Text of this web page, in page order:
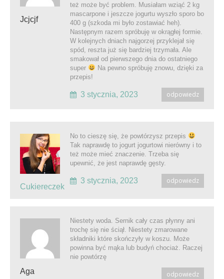
Jcjcjf
też może być problem. Musiałam wziąć 2 kg
mascarpone i jeszcze jogurtu wyszło sporo bo
400 g (szkoda mi było zostawiać heh).
Następnym razem spróbuję w okrągłej formie.
W kolejnych dniach najgorzej przyklejał się
spód, reszta już się bardziej trzymała. Ale
smakował od pierwszego dnia do ostatniego
super
Na pewno spróbuję znowu, dzięki za
przepis!
odpowiedz
3 stycznia, 2023
Cukiereczek
No to cieszę się, że powtórzysz przepis
Tak naprawdę to jogurt jogurtowi nierówny i to
też może mieć znaczenie. Trzeba się
upewnić, że jest naprawdę gęsty.
odpowiedz
3 stycznia, 2023
Aga
Niestety woda. Sernik cały czas płynny ani
trochę się nie ściął. Niestety zmarowane
składniki które skończyły w koszu. Może
powinna być mąka lub budyń chociaż. Raczej
nie powtórzę
odpowiedz